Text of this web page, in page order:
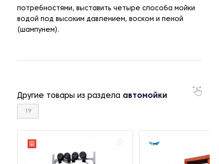
потребностями, выставить четыре способа мойки
водой под высоким давлением, воском и пеной
(шампунем).
Другие товары из раздела автомойки
19